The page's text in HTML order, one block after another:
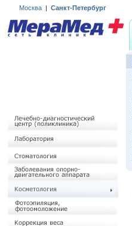
Москва |Санкт-Петербург